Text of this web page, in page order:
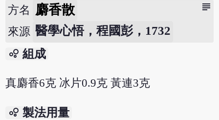
subject
方名 麝香散
來源 醫學心悟，程國彭，1732
bubble_chart 組成
真麝香6克 冰片0.9克 黃連3克
bubble_chart 製法用量